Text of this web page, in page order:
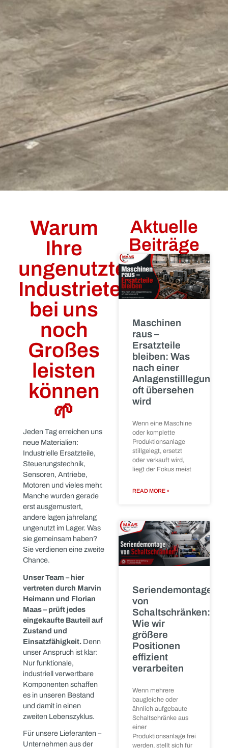
Warum
Ihre
ungenutzten
Industrieteile
bei uns
noch
Großes
leisten
können
🌱
Jeden Tag erreichen uns
neue Materialien:
Industrielle Ersatzteile,
Steuerungstechnik,
Sensoren, Antriebe,
Motoren und vieles mehr.
Manche wurden gerade
erst ausgemustert,
andere lagen jahrelang
ungenutzt im Lager. Was
sie gemeinsam haben?
Sie verdienen eine zweite
Chance.
Aktuelle
Beiträge
raus –
nach einer
oft übersehen
wird
Wenn eine Maschine
oder komplette
Produktionsanlage
stillgelegt, ersetzt
oder verkauft wird,
liegt der Fokus meist
READ MORE »